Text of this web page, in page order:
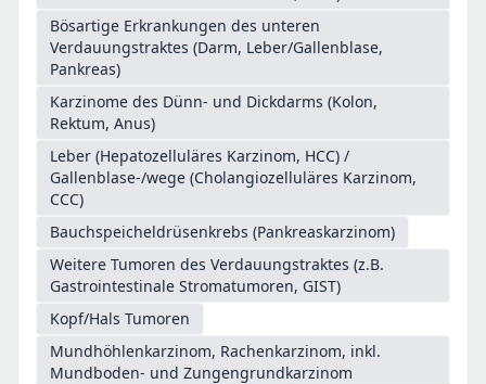
Bösartige Erkrankungen des unteren
Verdauungstraktes (Darm, Leber/Gallenblase,
Pankreas)
Karzinome des Dünn- und Dickdarms (Kolon,
Rektum, Anus)
Leber (Hepatozelluläres Karzinom, HCC) /
Gallenblase-/wege (Cholangiozelluläres Karzinom,
CCC)
Bauchspeicheldrüsenkrebs (Pankreaskarzinom)
Weitere Tumoren des Verdauungstraktes (z.B.
Gastrointestinale Stromatumoren, GIST)
Kopf/Hals Tumoren
Mundhöhlenkarzinom, Rachenkarzinom, inkl.
Mundboden- und Zungengrundkarzinom